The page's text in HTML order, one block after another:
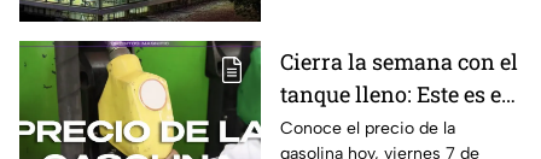
Cierra la semana con el
tanque lleno: Este es el
precio de la gasolina
Conoce el precio de la
gasolina hoy, viernes 7 de